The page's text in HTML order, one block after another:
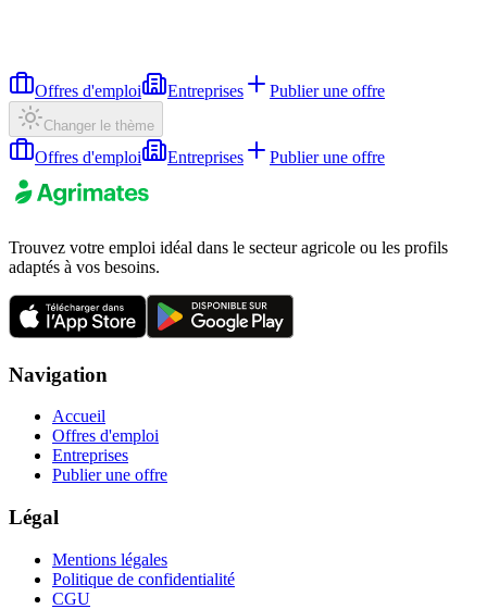
Offres d'emploi Entreprises Publier une offre
Changer le thème
Offres d'emploi Entreprises Publier une offre
Trouvez votre emploi idéal dans le secteur agricole ou les profils
adaptés à vos besoins.
Navigation
Accueil
Offres d'emploi
Entreprises
Publier une offre
Légal
Mentions légales
Politique de confidentialité
CGU